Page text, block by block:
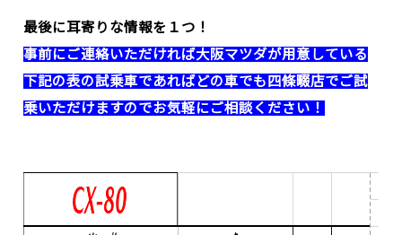
最後に耳寄りな情報を１つ！
事前にご連絡いただければ大阪マツダが用意している
下記の表の試乗車であればどの車でも四條畷店でご試
乗いただけますのでお気軽にご相談ください！